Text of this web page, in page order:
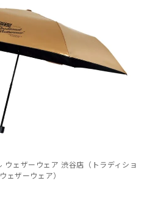
ウェザーウェア 渋谷店（トラディショ
ェザーウェア）